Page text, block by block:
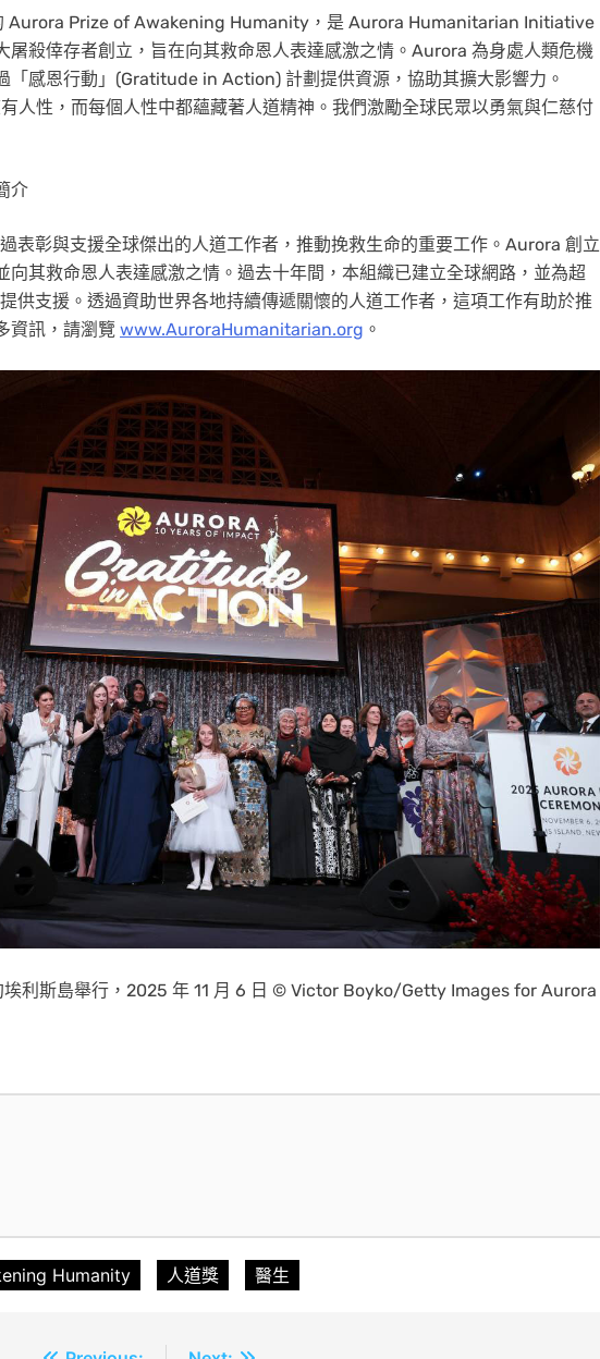
Aurora Prize of Awakening Humanity，是 Aurora Humanitarian Initiative
屠殺倖存者創立，旨在向其救命恩人表達感激之情。Aurora 為身處人類危機
「感恩行動」(Gratitude in Action) 計劃提供資源，協助其擴大影響力。
人性，而每個人性中都蘊藏著人道精神。我們激勵全球民眾以勇氣與仁慈付
介
彰與支援全球傑出的人道工作者，推動挽救生命的重要工作。Aurora 創立
向其救命恩人表達感激之情。過去十年間，本組織已建立全球網路，並為超
供支援。透過資助世界各地持續傳遞關懷的人道工作者，這項工作有助於推
資訊，請瀏覽 www.AuroraHumanitarian.org 。
利斯島舉行，2025 年 11 月 6 日 © Victor Boyko/Getty Images for Aurora
Humanity 人道獎 醫生